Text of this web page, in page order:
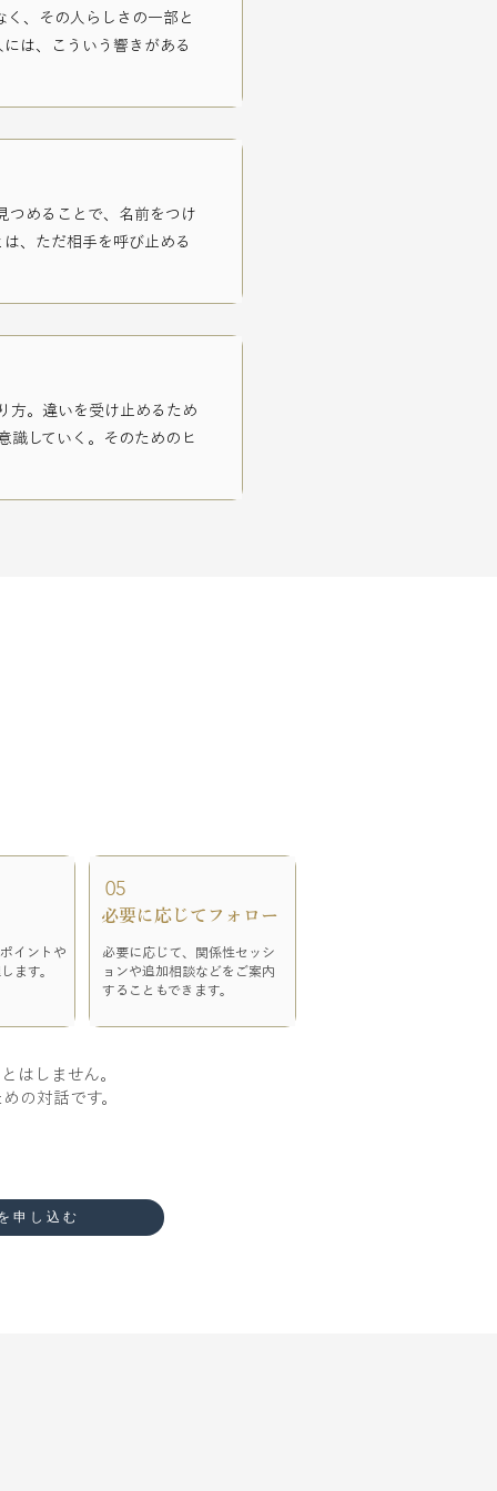
く、その人らしさの一部と
は、こういう響きがある
つめることで、名前をつけ
、ただ相手を呼び止める
方。 違いを受け止めるため
識していく。
そのためのヒ
イントや
ます。
05
​必要に応じてフォロー
必要に応じて、関係性セッシ
ョンや追加相談などをご案内
することもできます。
はしません。
の対話です。
申し込む